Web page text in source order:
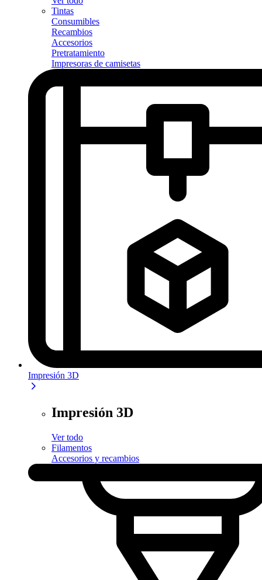
Tintas
Consumibles
Recambios
Accesorios
Pretratamiento
Impresoras de camisetas
Impresión 3D
Impresión 3D
Ver todo
Filamentos
Accesorios y recambios